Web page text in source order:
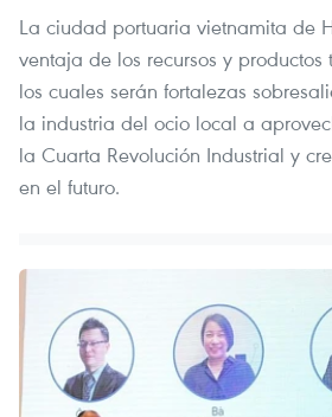
La ciudad portuaria vietnamita de
ventaja de los recursos y productos
los cuales serán fortalezas
la industria del ocio local a
la Cuarta Revolución Industrial y
en el futuro.